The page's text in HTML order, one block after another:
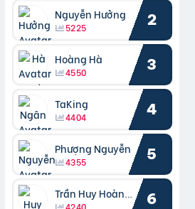
Nguyễn Hưởng
5225 2
Hoàng Hà
4550 3
TaKing
4404 4
Phượng Nguyễn
4355 5
Trần Huy Hoàng Bắc
4240 6